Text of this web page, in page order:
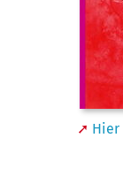
Hier